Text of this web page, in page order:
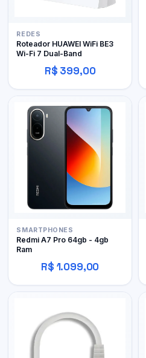
REDES
Roteador HUAWEI WiFi BE3
Wi-Fi 7 Dual-Band
R$ 399,00
SMARTPHONES
Redmi A7 Pro 64gb - 4gb
Ram
R$ 1.099,00